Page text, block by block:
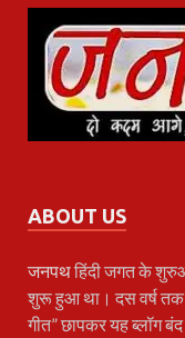
ABOUT US
जनपथहिंदी जगत के
शुरू हुआ था। दस वर्ष तक
गीत” छापकर यह ब्लॉग